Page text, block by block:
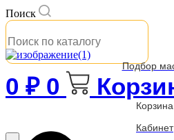
Поиск
Подбор
0 ₽ 0
Корзина
Кабинет